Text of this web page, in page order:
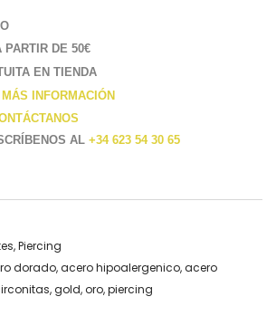
PARTIR DE 50€
EN TIENDA
MÁS INFORMACIÓN
AL +34 623 54 30 65
,Piercing
dorado,acero hipoalergenico,acero
,gold,oro,piercing